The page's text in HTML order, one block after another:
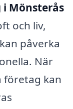
Mönsterås
och liv,
påverka
När
företag kan